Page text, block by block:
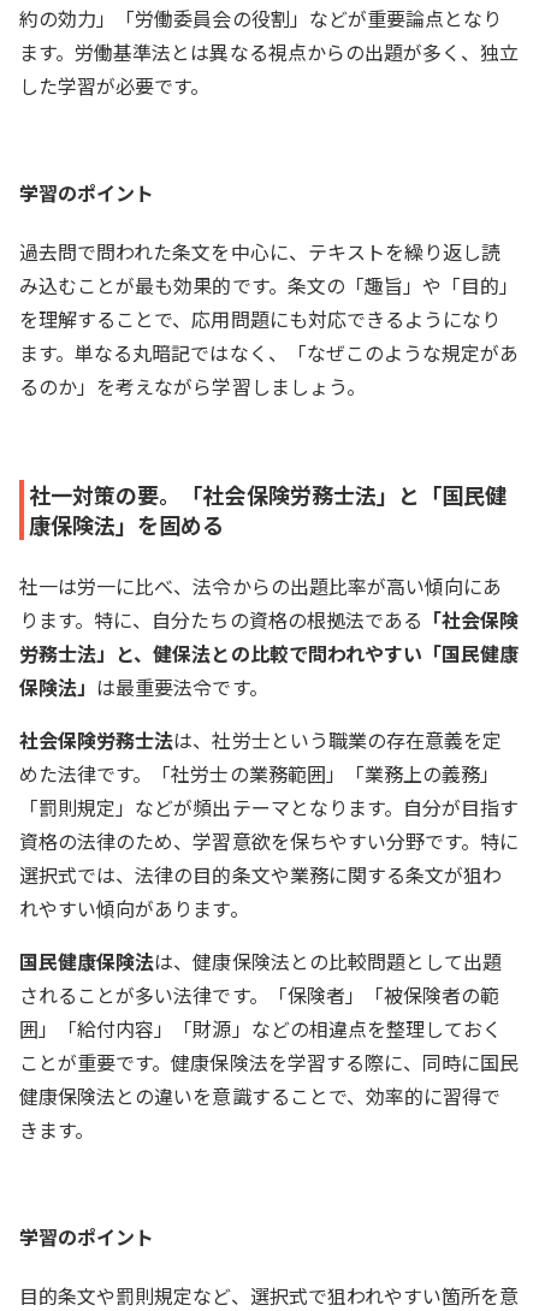
約の効力」「労働委員会の役割」などが重要論点となり
ます。労働基準法とは異なる視点からの出題が多く、独立
した学習が必要です。
学習のポイント
過去問で問われた条文を中心に、テキストを繰り返し読
み込むことが最も効果的です。条文の「趣旨」や「目的」
を理解することで、応用問題にも対応できるようになり
ます。単なる丸暗記ではなく、「なぜこのような規定があ
るのか」を考えながら学習しましょう。
社一対策の要。「社会保険労務士法」と「国民健
康保険法」を固める
社一は労一に比べ、法令からの出題比率が高い傾向にあ
ります。特に、自分たちの資格の根拠法である 「社会保険
労務士法」と、健保法との比較で問われやすい「国民健康
保険法」 は最重要法令です。
社会保険労務士法は、社労士という職業の存在意義を定
めた法律です。「社労士の業務範囲」「業務上の義務」
「罰則規定」などが頻出テーマとなります。自分が目指す
資格の法律のため、学習意欲を保ちやすい分野です。特に
選択式では、法律の目的条文や業務に関する条文が狙わ
れやすい傾向があります。
国民健康保険法は、健康保険法との比較問題として出題
されることが多い法律です。「保険者」「被保険者の範
囲」「給付内容」「財源」などの相違点を整理しておく
ことが重要です。健康保険法を学習する際に、同時に国民
健康保険法との違いを意識することで、効率的に習得で
きます。
学習のポイント
目的条文や罰則規定など、選択式で狙われやすい箇所を意